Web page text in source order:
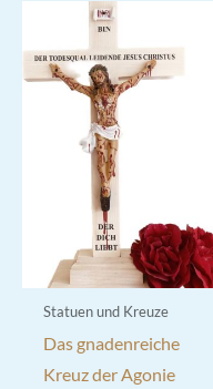
Statuen und Kreuze
Das gnadenreiche
Kreuz der Agonie